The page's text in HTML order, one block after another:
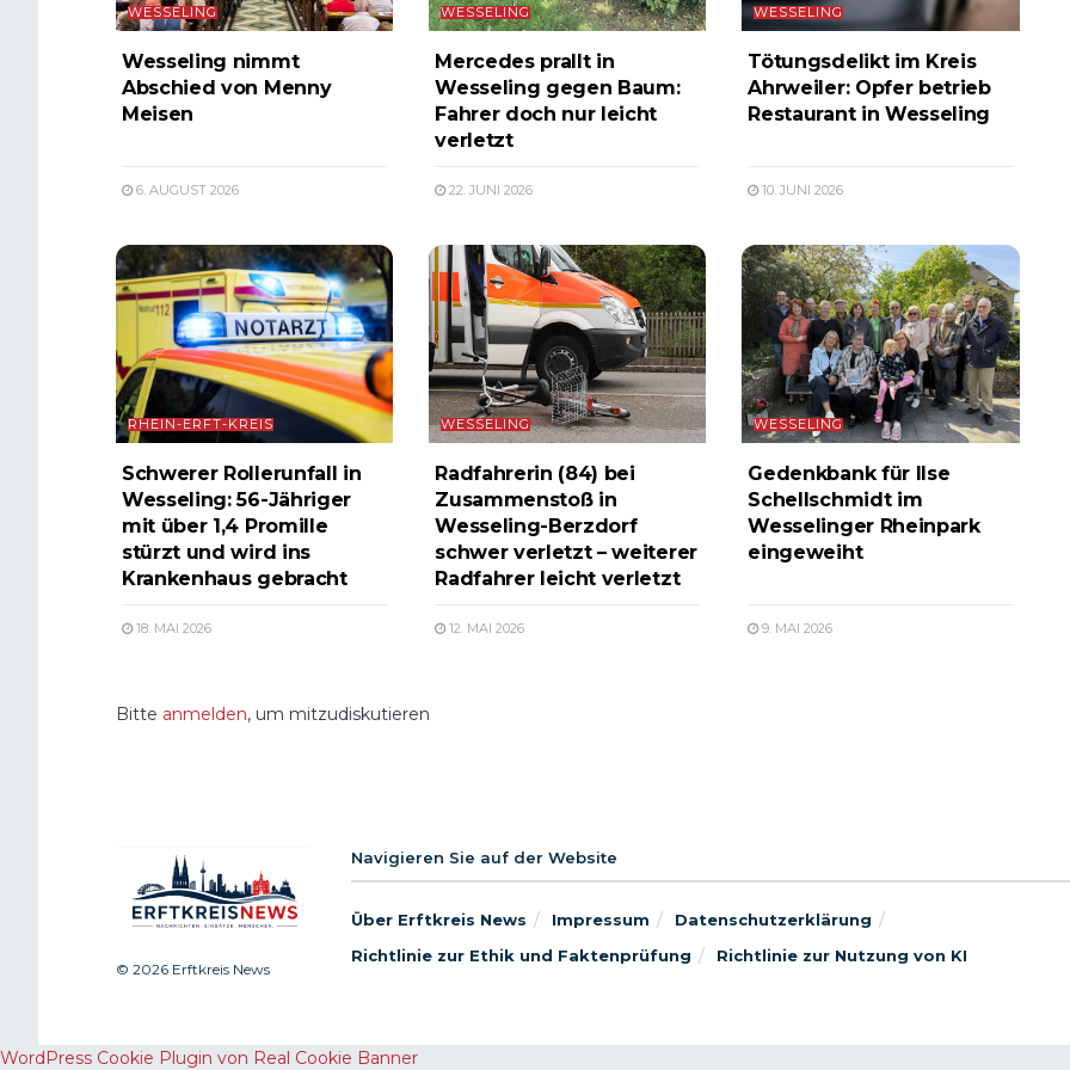
WESSELING
Wesseling nimmt
Abschied von Menny
Meisen
6. AUGUST 2026
WESSELING
Mercedes prallt in
Wesseling gegen Baum:
Fahrer doch nur leicht
verletzt
22. JUNI 2026
WESSELING
Tötungsdelikt im Kreis
Ahrweiler: Opfer betrieb
Restaurant in Wesseling
10. JUNI 2026
RHEIN-ERFT-KREIS
Schwerer Rollerunfall in
Wesseling: 56-Jähriger
mit über 1,4 Promille
stürzt und wird ins
Krankenhaus gebracht
18. MAI 2026
WESSELING
Radfahrerin (84) bei
Zusammenstoß in
Wesseling-Berzdorf
schwer verletzt – weiterer
Radfahrer leicht verletzt
12. MAI 2026
WESSELING
Gedenkbank für Ilse
Schellschmidt im
Wesselinger Rheinpark
eingeweiht
9. MAI 2026
Bitte anmelden, um mitzudiskutieren
© 2026 Erftkreis News
Navigieren Sie auf der Website
Über Erftkreis News Impressum
Datenschutzerklärung
Richtlinie zur Ethik und Faktenprüfung
Richtlinie zur Nutzung von KI
WordPress Cookie Plugin von Real Cookie Banner